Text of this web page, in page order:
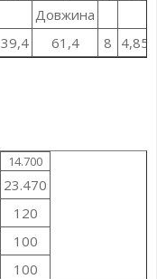
Довжина
39,4 61,4 8 4,85
14.700
23.470
120
100
100